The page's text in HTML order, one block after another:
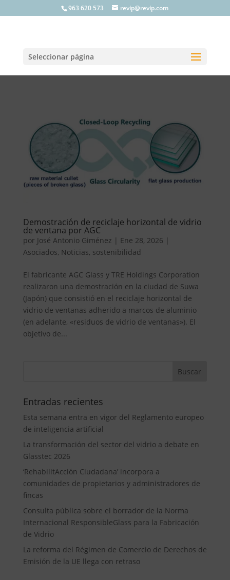
963 620 573 revip@revip.com
Seleccionar página
Demostración de reciclaje horizontal de vidrio
de ventana por AGC
por José Antonio Giménez | Ene 28, 2026 |
Asociados, Noticias, sostenibilidad
El fabricante AGC Glass y TRE Holdings Corporation
realizaron una demostración en la ciudad de Suwa
(Japón) que consistió en el reciclaje horizontal de
vidrio de ventanas adherido a marcos de aluminio
(en adelante, «residuos de vidrio de ventanas»). El
objetivo de...
Entradas recientes
Esta semana entra en vigor del Reglamento europeo
de inteligencia artificial
La transformación del sector del vidrio a debate en
Glasstec 2026
‘RehabilitAcción Ciudadana’ incorpora a
comunidades de propietarios y administradores de
fincas
Consulta pública sobre el borrador de la Norma
Internacional ResponsibleGlass para la Fabricación
de Vidrio
La reforma del Régimen de Comercio de Derechos de
Emisión de la UE llega con retraso